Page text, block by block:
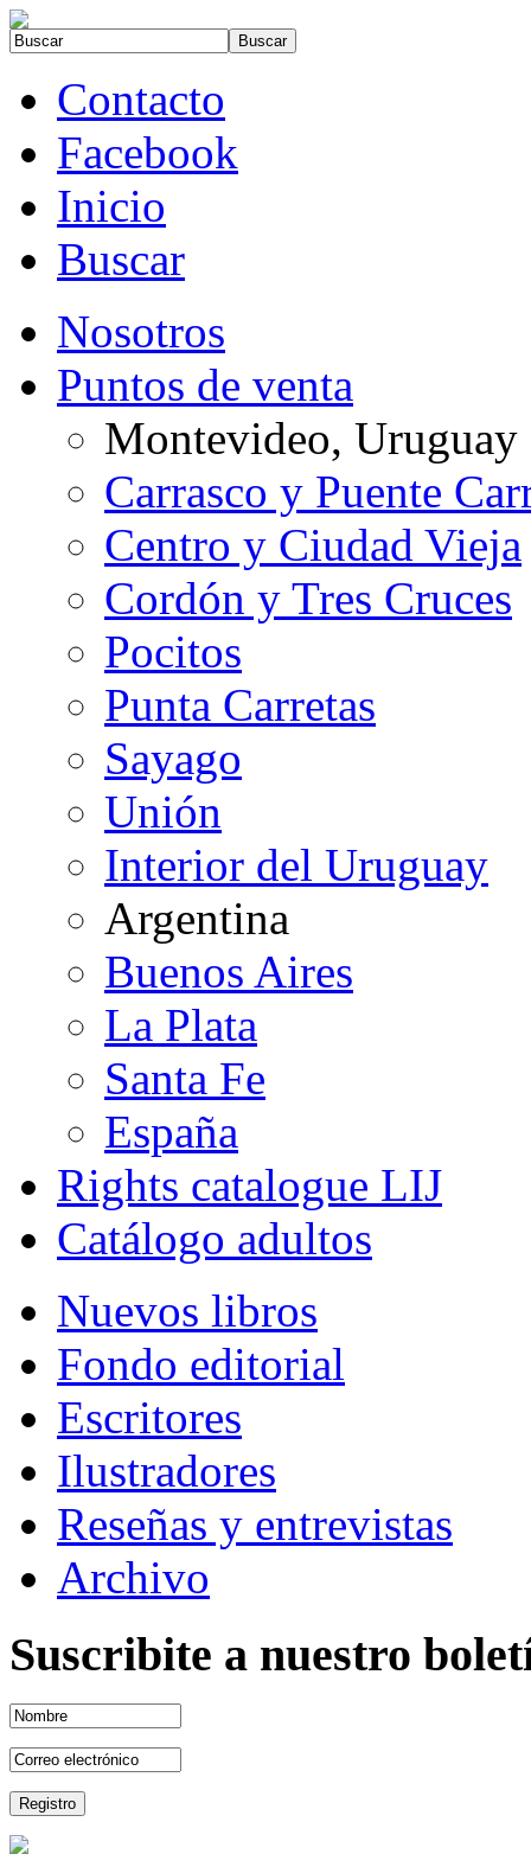
Contacto
Facebook
Inicio
Buscar
Nosotros
Puntos de venta
Montevideo, Uruguay
Carrasco y Puente
Centro y Ciudad Vieja
Cordón y Tres Cruces
Pocitos
Punta Carretas
Sayago
Unión
Interior del Uruguay
Argentina
Buenos Aires
La Plata
Santa Fe
España
Rights catalogue LIJ
Catálogo adultos
Nuevos libros
Fondo editorial
Escritores
Ilustradores
Reseñas y entrevistas
Archivo
Suscribite a nuestro